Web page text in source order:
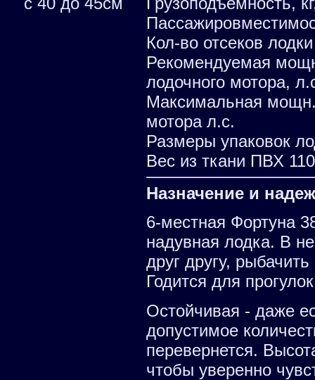
Кол-во отсеков лодки
Рекомендуемая
лодочного мотора,
Максимальная
мотора л.с.
Размеры упаковок
Вес из ткани ПВХ
Назначение и
6-местная Фортуна
надувная лодка. В
друг другу,
Годится для
Остойчивая - даже
допустимое
перевернется.
чтобы уверенно